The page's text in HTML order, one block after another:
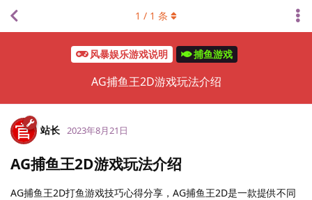
风暴娱乐游戏说明 捕鱼游戏
AG捕鱼王2D游戏玩法介绍
1 / 1 条
站长 2023年8月21日
AG捕鱼王2D游戏玩法介绍
AG捕鱼王2D打鱼游戏技巧心得分享，AG捕鱼王2D是一款提供不同